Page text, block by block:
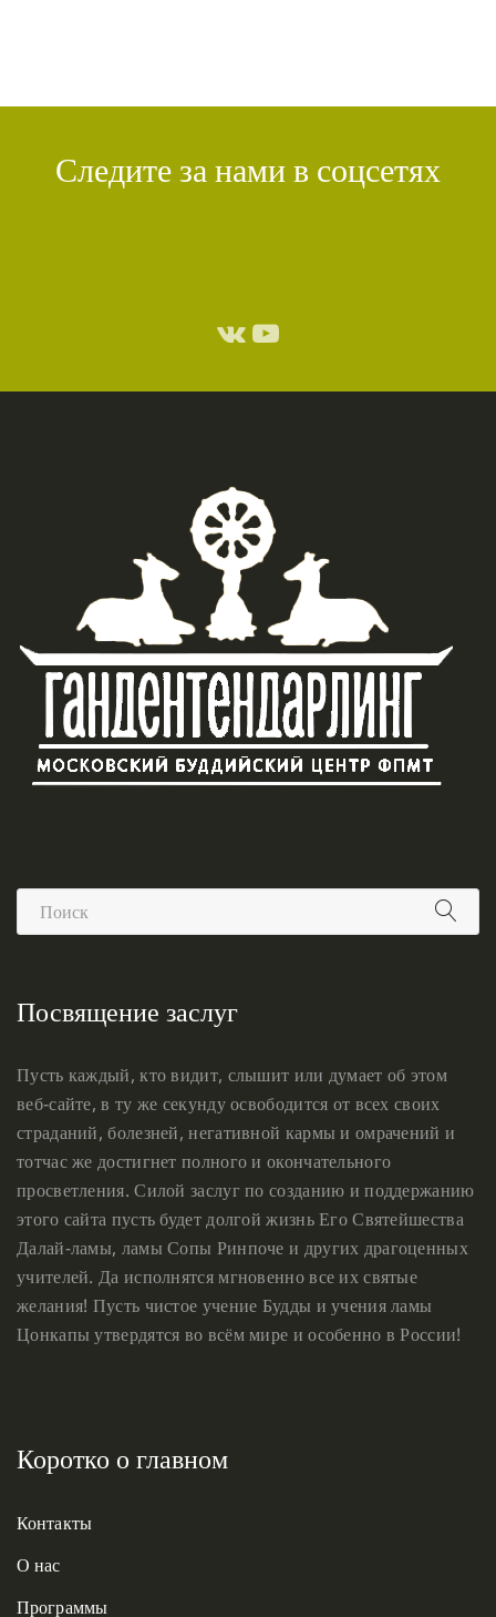
Следите за нами в соцсетях
Посвящение заслуг
Пусть каждый, кто видит, слышит или думает об этом
веб-сайте, в ту же секунду освободится от всех своих
страданий, болезней, негативной кармы и омрачений и
тотчас же достигнет полного и окончательного
просветления. Силой заслуг по созданию и поддержанию
этого сайта пусть будет долгой жизнь Его Святейшества
Далай-ламы, ламы Сопы Ринпоче и других драгоценных
учителей. Да исполнятся мгновенно все их святые
желания! Пусть чистое учение Будды и учения ламы
Цонкапы утвердятся во всём мире и особенно в России!
Коротко о главном
Контакты
О нас
Программы